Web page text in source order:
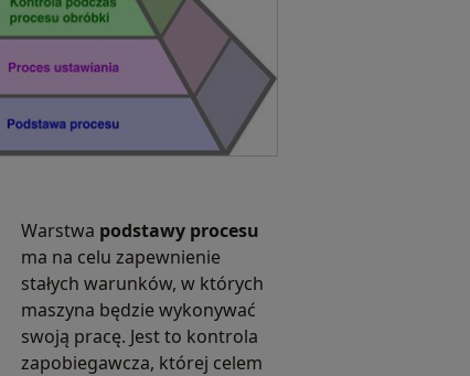
Warstwa podstawy procesu
ma na celu zapewnienie
stałych warunków, w których
maszyna będzie wykonywać
swoją pracę. Jest to kontrola
zapobiegawcza, której celem